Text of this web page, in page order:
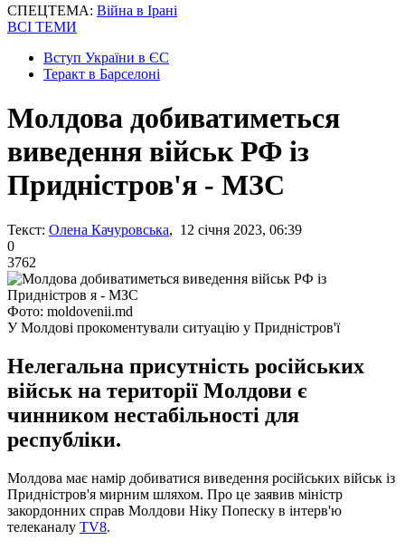
СПЕЦТЕМА: Війна в Ірані
ВСІ ТЕМИ
Вступ України в ЄС
Теракт в Барселоні
Молдова добиватиметься
виведення військ РФ із
Придністров'я - МЗС
Текст: Олена Качуровська, 12 січня 2023, 06:39
0
3762
Фото: moldovenii.md
У Молдові прокоментували ситуацію у Придністров'ї
Нелегальна присутність російських
військ на території Молдови є
чинником нестабільності для
республіки.
Молдова має намір добиватися виведення російських військ із
Придністров'я мирним шляхом. Про це заявив міністр
закордонних справ Молдови Ніку Попеску в інтерв'ю
телеканалу TV8.